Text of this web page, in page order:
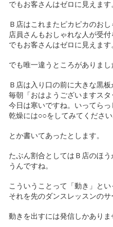
でもお客さんはゼロに見えます
Ｂ店はこれまたピカピカのおし
店員さんもおしゃれな人が受付
でもお客さんはゼロに見えます
でも唯一違うところがありまし
Ｂ店は入り口の前に大きな黒板
毎朝「おはようございますスタ
今日は寒いですね。いってらっ
乾燥には○○をしてみてください
とか書いてあったとします。
たぶん割合としてはＢ店のほ
うんですね。
こういうことって「動き」とい
それを先のダンスレッスンのサ
動きを出すには発信しかありま